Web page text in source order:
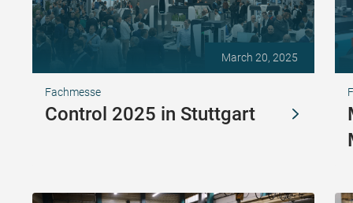
March 20, 2025
Fachmesse
Control 2025 in Stuttgart